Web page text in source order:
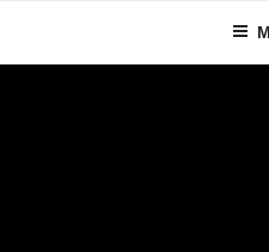
content